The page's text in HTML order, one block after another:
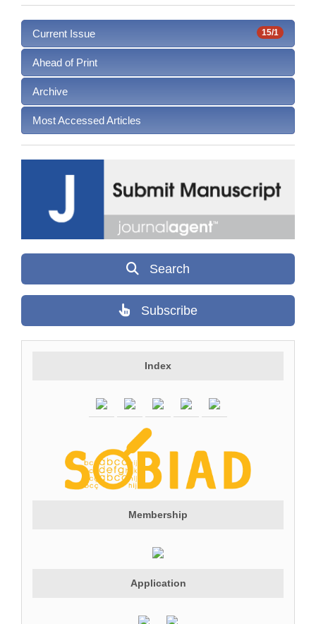
15/1
Current Issue
Ahead of Print
Archive
Most Accessed Articles
Search
Subscribe
Index
Membership
Application